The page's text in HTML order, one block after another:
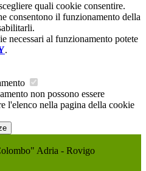
quali cookie consentire.
consentono il funzionamento della
necessari al funzionamento potete
.
non possono essere
l'elenco nella pagina della cookie
Adria - Rovigo